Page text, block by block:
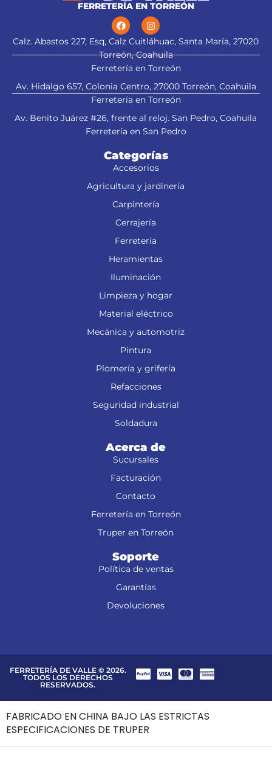
FERRETERÍA EN TORREÓN
Calz. Abastos 227, Esq, Calz Cuitláhuac, Santa María, 27020
Torreón, Coahuila
Ferretería en Torreón
Av. Hidalgo 657, Colonia Centro, 27000 Torreón, Coahuila
Ferretería en Torreón
Av. Benito Juárez #26, frente al reloj. San Pedro, Coahuila
Ferretería en San Pedro
Categorías
Accesorios
Agricultura y jardinería
Carpintería
Cerrajería
Ferretería
Heramientas
Iluminación
Limpieza y hogar
Material eléctrico
Mecánica y automotriz
Pintura
Plomería y grifería
Refacciones
Seguridad industrial
Soldadura
Acerca de
Sucursales
Facturación
Contacto
Ferretería en Torreón
Truper en Torreón
Soporte
Política de ventas
Garantías
Devoluciones
FERRETERÍA DE VALLE © 2026.
TODOS LOS DERECHOS
RESERVADOS.
FABRICADO EN CHINA BAJO LAS ESTRICTAS
ESPECIFICACIONES DE TRUPER